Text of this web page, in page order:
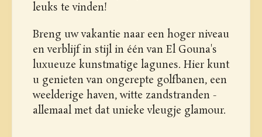
leuks te vinden!
Breng uw vakantie naar een hoger niveau
en verblijf in stijl in één van El Gouna's
luxueuze kunstmatige lagunes. Hier kunt
u genieten van ongerepte golfbanen, een
weelderige haven, witte zandstranden -
allemaal met dat unieke vleugje glamour.